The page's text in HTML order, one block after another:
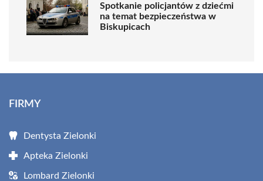
Spotkanie policjantów z dziećmi
na temat bezpieczeństwa w
Biskupicach
FIRMY
Dentysta Zielonki
Apteka Zielonki
Lombard Zielonki